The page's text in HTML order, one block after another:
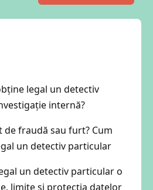
legal un detectiv
internă?
de fraudă sau furt? Cum
un detectiv particular
un detectiv particular o
limite și protecția datelor